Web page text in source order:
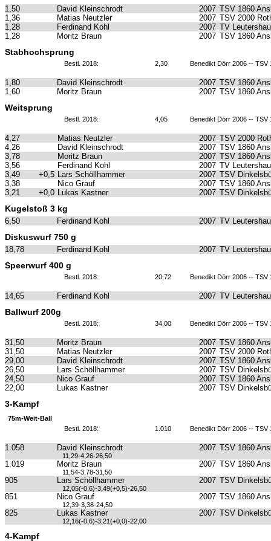
1,50 David Kleinschrodt 2007 TSV 1860
1,36
Matias Neutzler 2007 TSV 2000
1,28
Ferdinand Kohl 2007 TV
1,28
Moritz Braun 2007 TSV 1860
Stabhochsprung
Bestl. 2018: 2,30 Benedikt Dörr 2006 -- TSV
1,80 David Kleinschrodt 2007 TSV 1860
1,60
Moritz Braun 2007 TSV 1860
Weitsprung
Bestl. 2018: 4,05 Benedikt Dörr 2006 -- TSV
4,27 Matias Neutzler 2007 TSV 2000
4,26
David Kleinschrodt 2007 TSV 1860
3,78
Moritz Braun 2007 TSV 1860
3,56
Ferdinand Kohl 2007 TV
3,49
+0,5 Lars Schöllhammer 2007 TSV
3,38
Nico Grauf 2007 TSV 1860
3,21
+0,0 Lukas Kastner 2007 TSV
Kugelstoß 3 kg
6,50 Ferdinand Kohl 2007 TV
Diskuswurf 750 g
18,78 Ferdinand Kohl 2007 TV
Speerwurf 400 g
Bestl. 2018: 20,72 Benedikt Dörr 2006 -- TSV
14,65 Ferdinand Kohl 2007 TV
Ballwurf 200g
Bestl. 2018: 34,00 Benedikt Dörr 2006 -- TSV
31,50 Moritz Braun 2007 TSV 1860
31,50
Matias Neutzler 2007 TSV 2000
29,00
David Kleinschrodt 2007 TSV 1860
26,50
Lars Schöllhammer 2007 TSV
24,50
Nico Grauf 2007 TSV 1860
22,00
Lukas Kastner 2007 TSV
3-Kampf
75m-Weit-Ball
Bestl. 2018:
1.010 Benedikt Dörr 2006 -- TSV
1.058 David Kleinschrodt 2007 TSV 1860
11,29-4,26-26,50
1.019 Moritz Braun 2007 TSV 1860
11,54-3,78-31,50
905 Lars Schöllhammer 2007 TSV
12,05(-0,6)-3,49(+0,5)-26,50
851 Nico Grauf 2007 TSV 1860
12,39-3,38-24,50
825 Lukas Kastner 2007 TSV
12,16(-0,6)-3,21(+0,0)-22,00
4-Kampf